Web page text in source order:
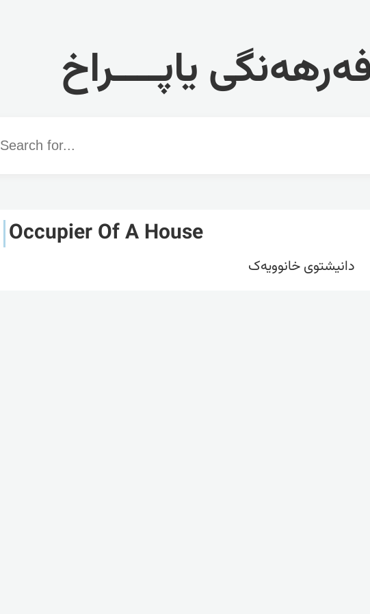
یاپــــراخ
Word
Occupier Of A House
دانیشتوی خانوویەک